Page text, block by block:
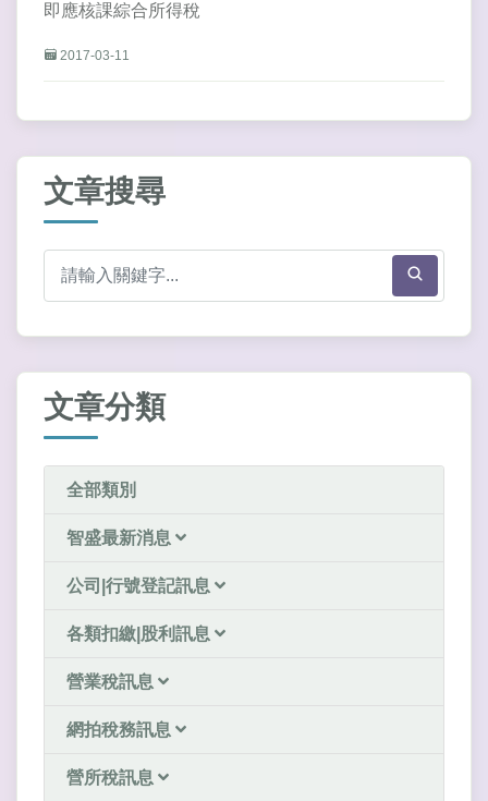
即應核課綜合所得稅
2017-03-11
文章搜尋
文章分類
全部類別
智盛最新消息
公司|行號登記訊息
各類扣繳|股利訊息
營業稅訊息
網拍稅務訊息
營所稅訊息